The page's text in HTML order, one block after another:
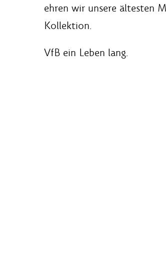
ehren wir unsere ältesten
Kollektion.
VfB ein Leben lang.